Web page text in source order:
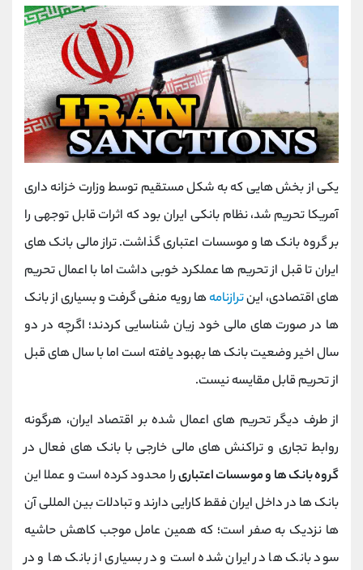
یکی از بخش هایی که به شکل مستقیم توسط وزارت خزانه داری
آمریکا تحریم شد، نظام بانکی ایران بود که اثرات قابل توجهی را
بر گروه بانک ها و موسسات اعتباری گذاشت. تراز مالی بانک های
ایران تا قبل از تحریم ها عملکرد خوبی داشت اما با اعمال تحریم
های اقتصادی، اینترازنامهها رویه منفی گرفت و بسیاری از بانک
ها در صورت های مالی خود زیان شناسایی کردند؛ اگرچه در دو
سال اخیر وضعیت بانک ها بهبود یافته است اما با سال های قبل
از تحریم قابل مقایسه نیست.
از طرف دیگر تحریم های اعمال شده بر اقتصاد ایران، هرگونه
روابط تجاری و تراکنش های مالی خارجی با بانک های فعال در
گروه بانک ها و موسسات اعتباریرا محدود کرده است و عملا این
بانک ها در داخل ایران فقط کارایی دارند و تبادلات بین المللی آن
ها نزدیک به صفر است؛ که همین عامل موجب کاهش حاشیه
سود بانک ها در ایران شده است و در بسیاری از بانک ها و در